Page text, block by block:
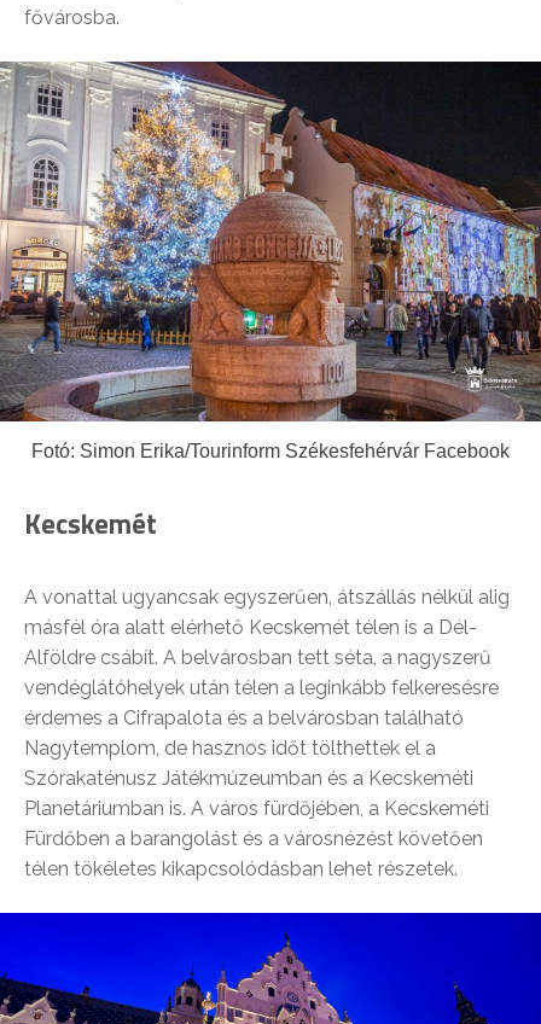
fővárosba.
Fotó: Simon Erika/Tourinform Székesfehérvár Facebook
Kecskemét
A vonattal ugyancsak egyszerűen, átszállás nélkül alig
másfél óra alatt elérhető Kecskemét télen is a Dél-
Alföldre csábít. A belvárosban tett séta, a nagyszerű
vendéglátóhelyek után télen a leginkább felkeresésre
érdemes a Cifrapalota és a belvárosban található
Nagytemplom, de hasznos időt tölthettek el a
Szórakaténusz Játékmúzeumban és a Kecskeméti
Planetáriumban is. A város fürdőjében, a Kecskeméti
Fürdőben a barangolást és a városnézést követően
télen tökéletes kikapcsolódásban lehet részetek.